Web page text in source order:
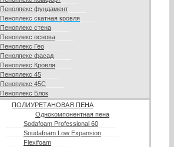
Пенолпекс фундамент
Пеноплекс скатная кровля
Пеноплекс стена
Пеноплекс основа
Пеноплекс Гео
Пенолпекс фасад
Пеноплекс Кровля
Пеноплекс 45
Пеноплекс 45С
Пеноплекс Блок
ПОЛИУРЕТАНОВАЯ ПЕНА
Однокомпонентная пена
Sodafoam Professional 60
Soudafoam Low Expansion
Flexifoam